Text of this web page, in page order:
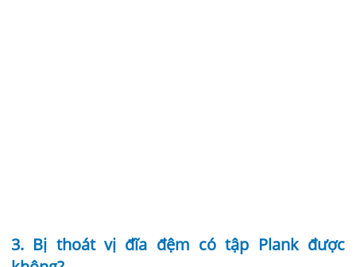
3. Bị thoát vị đĩa đệm có tập Plank được